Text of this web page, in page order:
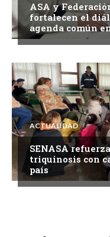
ASA y
fortalecen el
agenda común
ACTUALIDAD
SENASA
triquinosis con
país